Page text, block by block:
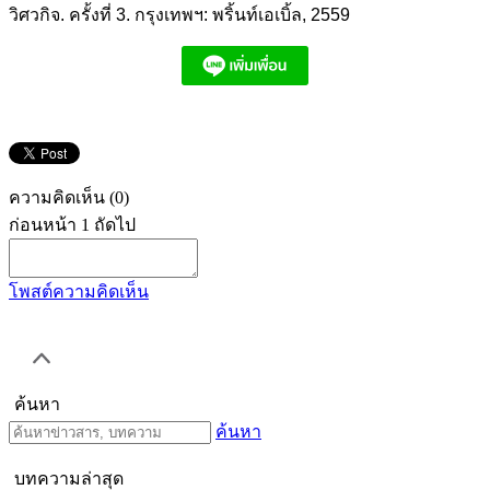
วิศวกิจ. ครั้งที่ 3. กรุงเทพฯ: พริ้นท์เอเบิ้ล, 2559
ความคิดเห็น (0)
ก่อนหน้า 1 ถัดไป
โพสต์ความคิดเห็น
ค้นหา
ค้นหา
บทความล่าสุด